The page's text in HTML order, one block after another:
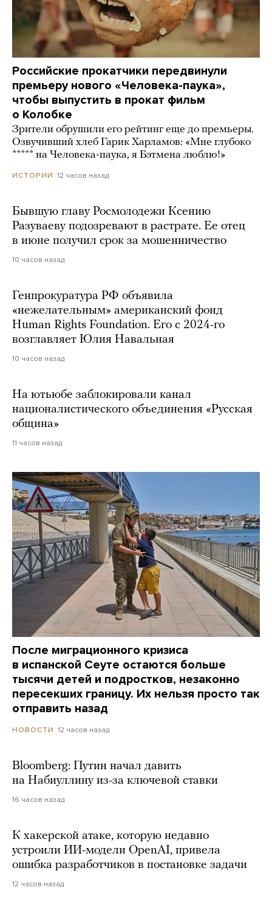
Российские прокатчики передвинули
премьеру нового «Человека-паука»,
чтобы выпустить в прокат фильм
о Колобке
Зрители обрушили его рейтинг еще до премьеры.
Озвучивший хлеб Гарик Харламов: «Мне глубоко
***** на Человека-паука, я Бэтмена люблю!»
ИСТОРИИ 12 часов назад
Бывшую главу Росмолодежи Ксению
Разуваеву подозревают в растрате. Ее отец
в июне получил срок за мошенничество
10 часов назад
Генпрокуратура РФ объявила
«нежелательным» американский фонд
Human Rights Foundation. Его с 2024-го
возглавляет Юлия Навальная
10 часов назад
На ютьюбе заблокировали канал
националистического объединения «Русская
община»
11 часов назад
После миграционного кризиса
в испанской Сеуте остаются больше
тысячи детей и подростков, незаконно
пересекших границу. Их нельзя просто так
отправить назад
НОВОСТИ 12 часов назад
Bloomberg: Путин начал давить
на Набиуллину из-за ключевой ставки
16 часов назад
К хакерской атаке, которую недавно
устроили ИИ-модели OpenAI, привела
ошибка разработчиков в постановке задачи
12 часов назад